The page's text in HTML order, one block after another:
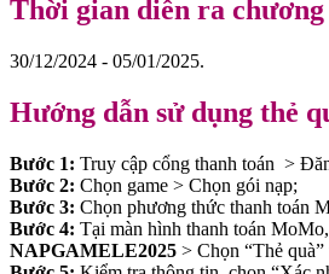
Thời gian diễn ra
30/12/2024 - 05/01/2025.
Hướng dẫn sử dụng thẻ
Bước 1: Truy cập cổng thanh toán >
Bước 2: Chọn game > Chọn gói nạp;
Bước 3: Chọn phương thức thanh toán
Bước 4: Tại màn hình thanh toán
NAPGAMELE2025 > Chọn “Thẻ